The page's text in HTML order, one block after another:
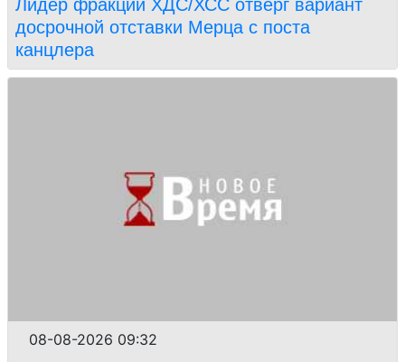
Лидер фракции ХДС/ХСС отверг вариант
досрочной отставки Мерца с поста
канцлера
08-08-2026 09:32